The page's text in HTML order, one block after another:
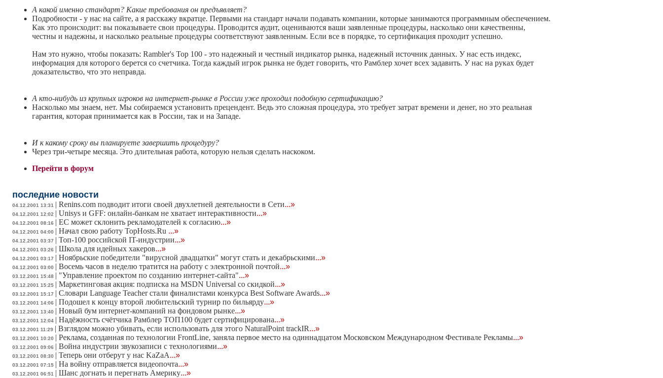
А какой именно стандарт? Какие требования он предъявляет?
Подробности - у нас на сайте, а я расскажу вкратце. Первыми на стандарт начали подавать компании, которые занимаются программным обеспечением.
Как это происходит: вы показываете свои процедуры. Проводится аудит, оцениваются ваши заявленные процедуры, насколько они качественны,
честны и надежны, и насколько реальные процедуры соответствуют заявленным. Если все в порядке, то сертификация проходит успешно.
Нам это нужно, чтобы показать: Rambler's Top 100 - это надежный и честный индикатор рынка, надежный источник данных. У нас есть индекс,
информация для которого берется со счетчика. Тогда каждый игрок рынка не будет говорить, что Рамблер хочет всех задавить. У нас на руках будет
доказательство, что это неправда.
А кто-нибудь из крупных игроков на интернет-рынке в России уже проходил подобную сертификацию?
Насколько мы знаем, нет. Мы собираемся установить прецендент. Ведь это сложная процедура, это требует затрат времени и денег, но это реальная
гарантия, которая принимается как в России, так и на Западе.
И к какому сроку вы планируете завершить процедуру?
Через три-четыре месяца. Это длительная работа, которую нельзя сделать наскоком.
Перейти в форум
последние новости
04.12.2001 13:31 | Renins.com подводит итоги своей двухлетней деятельности в Сети...»
04.12.2001 12:02 | Unisys и GFF: онлайн-банкам не хватает интерактивности...»
04.12.2001 08:16 | ЕС может склонить рекламодателей к согласию...»
04.12.2001 04:00 | Начал свою работу TopHosts.Ru ...»
04.12.2001 03:37 | Топ-100 российской IT-индустрии...»
04.12.2001 03:26 | Школа для идейных хакеров...»
04.12.2001 03:17 | Ноябрьские победители "вирусной двадцатки" могут стать и декабрьскими...»
04.12.2001 03:00 | Восемь часов в неделю тратится на работу с электронной почтой...»
03.12.2001 15:48 | "Управление проектом по созданию интернет-сайта"...»
03.12.2001 15:25 | Маркетинговая акция: подписка на MSDN Universal со скидкой...»
03.12.2001 15:17 | Словари Language Teacher стали финалистами конкурса Best Software Awards...»
03.12.2001 14:06 | Подошел к концу второй любительский турнир по бильярду...»
03.12.2001 13:40 | Новый бум интернет-компаний на фондовом рынке...»
03.12.2001 12:04 | Надёжность счётчика Рамблер ТОП100 будет сертифицирована...»
03.12.2001 11:29 | Взглядом можно убивать, если использовать для этого NaturalPoint trackIR...»
03.12.2001 10:20 | Реклама, созданная по технологии FrontLine, заняла первое место на одиннадцатом Московском Международном Фестивале Рекламы...»
03.12.2001 09:06 | Война индустрии звукозаписи с технологиями...»
03.12.2001 08:30 | Теперь они отберут у нас KaZaA...»
03.12.2001 07:15 | На войну отправляется видеопочта...»
03.12.2001 06:51 | Шанс догнать и перегнать Америку...»